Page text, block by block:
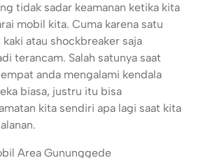
tidak sadar keamanan ketika kita
mobil kita. Cuma karena satu
kaki atau shockbreaker saja
terancam. Salah satunya saat
anda mengalami kendala
biasa, justru itu bisa
kita sendiri apa lagi saat kita